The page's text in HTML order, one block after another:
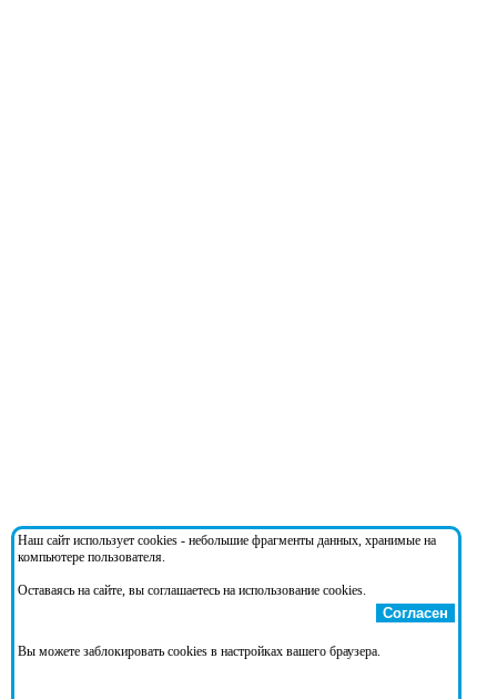
Наш сайт использует cookies - небольшие фрагменты данных, хранимые на
компьютере пользователя.
Оставаясь на сайте, вы соглашаетесь на использование cookies.
Согласен
Вы можете заблокировать cookies в настройках вашего браузера.